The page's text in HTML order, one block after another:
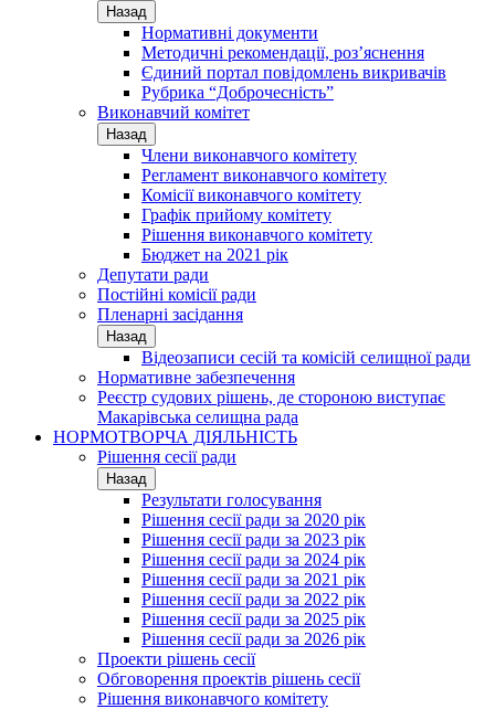
Назад
Нормативні документи
Методичні рекомендації, роз’яснення
Єдиний портал повідомлень викривачів
Рубрика “Доброчесність”
Виконавчий комітет
Назад
Члени виконавчого комітету
Регламент виконавчого комітету
Комісії виконавчого комітету
Графік прийому комітету
Рішення виконавчого комітету
Бюджет на 2021 рік
Депутати ради
Постійні комісії ради
Пленарні засідання
Назад
Відеозаписи сесій та комісій селищної ради
Нормативне забезпечення
Реєстр судових рішень, де стороною виступає
Макарівська селищна рада
НОРМОТВОРЧА ДІЯЛЬНІСТЬ
Рішення сесії ради
Назад
Результати голосування
Рішення сесії ради за 2020 рік
Рішення сесії ради за 2023 рік
Рішення сесії ради за 2024 рік
Рішення сесії ради за 2021 рік
Рішення сесії ради за 2022 рік
Рішення сесії ради за 2025 рік
Рішення сесії ради за 2026 рік
Проекти рішень сесії
Обговорення проектів рішень сесії
Рішення виконавчого комітету